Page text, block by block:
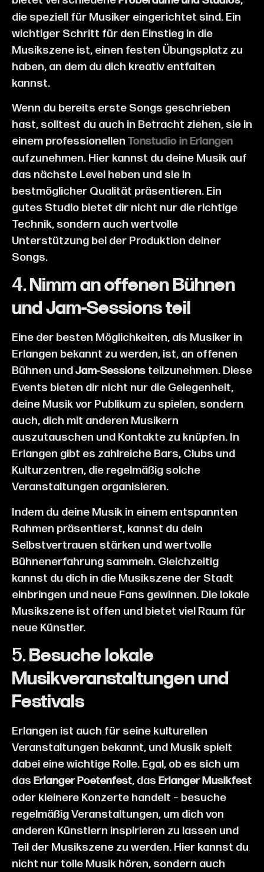
die speziell für Musiker eingerichtet sind. Ein
wichtiger Schritt für den Einstieg in die
Musikszene ist, einen festen Übungsplatz zu
haben, an dem du dich kreativ entfalten
kannst.
Wenn du bereits erste Songs geschrieben
hast, solltest du auch in Betracht ziehen, sie in
einem professionellen Tonstudio in Erlangen
aufzunehmen. Hier kannst du deine Musik auf
das nächste Level heben und sie in
bestmöglicher Qualität präsentieren. Ein
gutes Studio bietet dir nicht nur die richtige
Technik, sondern auch wertvolle
Unterstützung bei der Produktion deiner
Songs.
4. Nimm an offenen Bühnen
und Jam-Sessions teil
Eine der besten Möglichkeiten, als Musiker in
Erlangen bekannt zu werden, ist, an offenen
Bühnen und Jam-Sessions teilzunehmen. Diese
Events bieten dir nicht nur die Gelegenheit,
deine Musik vor Publikum zu spielen, sondern
auch, dich mit anderen Musikern
auszutauschen und Kontakte zu knüpfen. In
Erlangen gibt es zahlreiche Bars, Clubs und
Kulturzentren, die regelmäßig solche
Veranstaltungen organisieren.
Indem du deine Musik in einem entspannten
Rahmen präsentierst, kannst du dein
Selbstvertrauen stärken und wertvolle
Bühnenerfahrung sammeln. Gleichzeitig
kannst du dich in die Musikszene der Stadt
einbringen und neue Fans gewinnen. Die lokale
Musikszene ist offen und bietet viel Raum für
neue Künstler.
5. Besuche lokale
Musikveranstaltungen und
Festivals
Erlangen ist auch für seine kulturellen
Veranstaltungen bekannt, und Musik spielt
dabei eine wichtige Rolle. Egal, ob es sich um
das Erlanger Poetenfest, das Erlanger Musikfest
oder kleinere Konzerte handelt – besuche
regelmäßig Veranstaltungen, um dich von
anderen Künstlern inspirieren zu lassen und
Teil der Musikszene zu werden. Hier kannst du
nicht nur tolle Musik hören, sondern auch